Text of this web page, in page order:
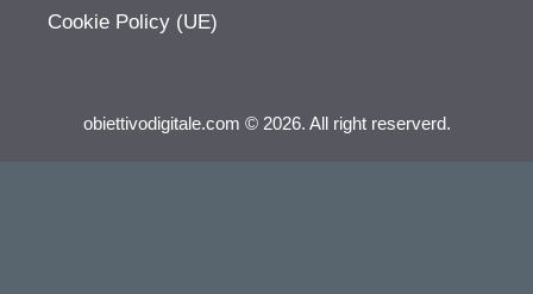
Cookie Policy (UE)
obiettivodigitale.com © 2026. All right reserverd.